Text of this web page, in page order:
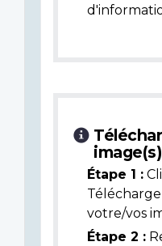
image(s)
Étape 1 :
votre/vos
Étape 2 :